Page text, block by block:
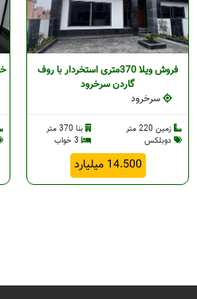
فروش ویلا 370متری استخردار با روف
گاردن سرخرود
سرخرود
زمین 220 متر
بنا 370 متر
دوبلکس
14.500 میلیارد